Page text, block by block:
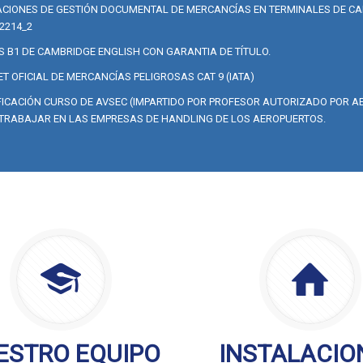
DE GESTIÓN DOCUMENTAL DE MERCANCÍAS EN TERMINALES DE
B1 DE CAMBRIDGE ENGLISH CON GARANTIA DE TÍTULO.
OFICIAL DE MERCANCÍAS PELIGROSAS CAT 9 (IATA)
CURSO DE AVSEC (IMPARTIDO POR PROFESOR AUTORIZADO POR
EN LAS EMPRESAS DE HANDLING DE LOS AEROPUERTOS.
EQUIPO